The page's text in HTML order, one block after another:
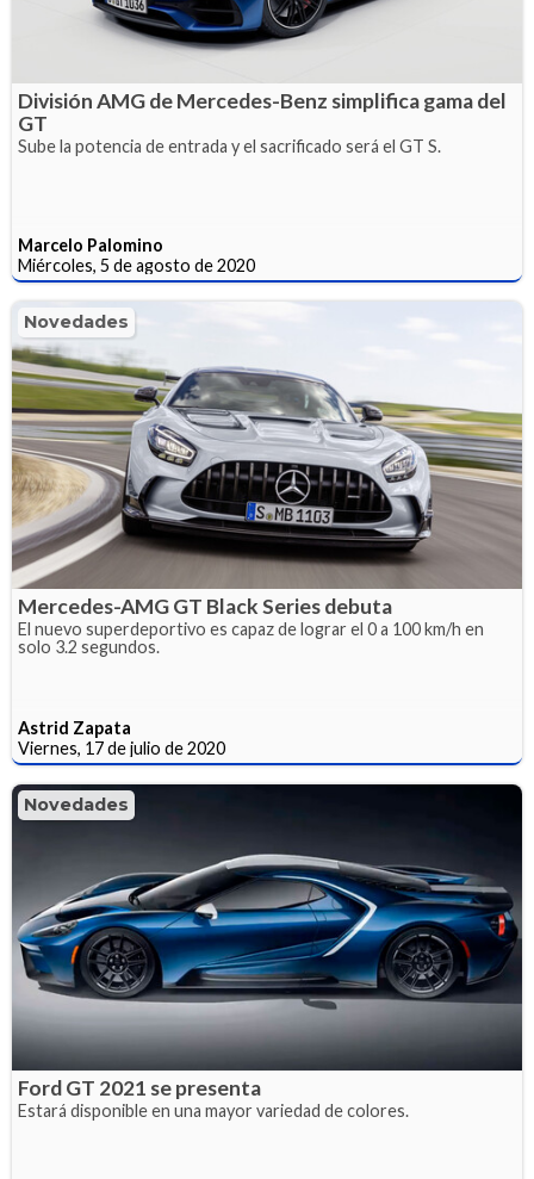
División AMG de Mercedes-Benz simplifica gama del
GT
Sube la potencia de entrada y el sacrificado será el GT S.
Marcelo Palomino
Miércoles, 5 de agosto de 2020
Novedades
Mercedes-AMG GT Black Series debuta
El nuevo superdeportivo es capaz de lograr el 0 a 100 km/h en
solo 3.2 segundos.
Astrid Zapata
Viernes, 17 de julio de 2020
Novedades
Ford GT 2021 se presenta
Estará disponible en una mayor variedad de colores.